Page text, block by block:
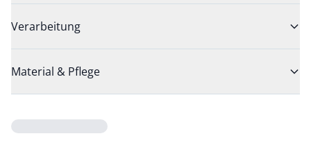
Verarbeitung
Material & Pflege